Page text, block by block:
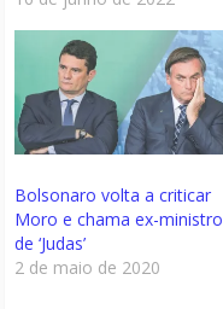
Bolsonaro volta a criticar
Moro e chama ex-ministro
de ‘Judas’
2 de maio de 2020